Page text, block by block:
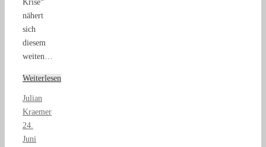
Krise“
nähert
sich
diesem
weiten…
Weiterlesen
Julian
Kraemer
24.
Juni